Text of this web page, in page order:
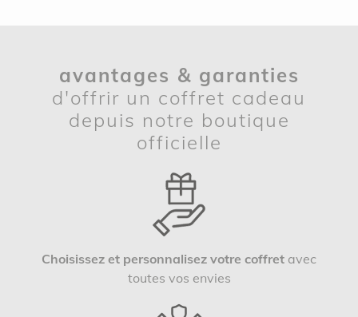
avantages & garanties
d'offrir un coffret cadeau
depuis notre boutique
officielle
Choisissez et personnalisez votre coffret avec
toutes vos envies